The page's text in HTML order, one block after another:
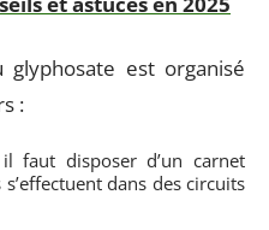
glyphosate est organisé
:
faut disposer d’un carnet
dans des circuits